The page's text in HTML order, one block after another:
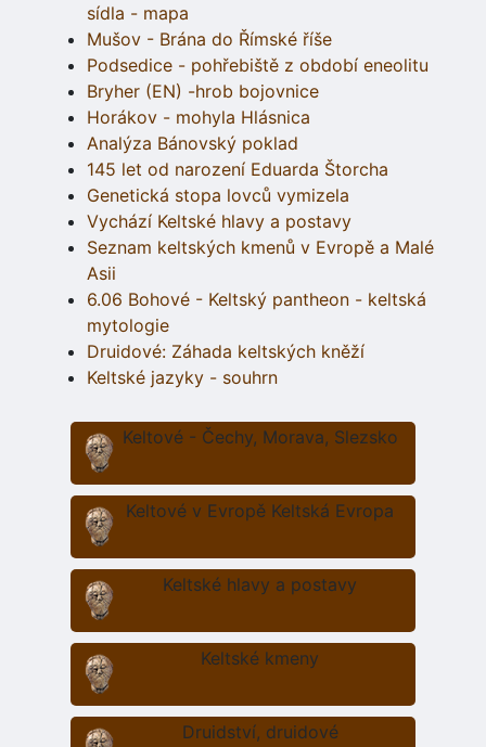
sídla - mapa
Mušov - Brána do Římské říše
Podsedice - pohřebiště z období eneolitu
Bryher (EN) -hrob bojovnice
Horákov - mohyla Hlásnica
Analýza Bánovský poklad
145 let od narození Eduarda Štorcha
Genetická stopa lovců vymizela
Vychází Keltské hlavy a postavy
Seznam keltských kmenů v Evropě a Malé
Asii
6.06 Bohové - Keltský pantheon - keltská
mytologie
Druidové: Záhada keltských kněží
Keltské jazyky - souhrn
Keltové - Čechy, Morava, Slezsko
Keltové v Evropě Keltská Evropa
Keltské hlavy a postavy
Keltské kmeny
Druidství, druidové